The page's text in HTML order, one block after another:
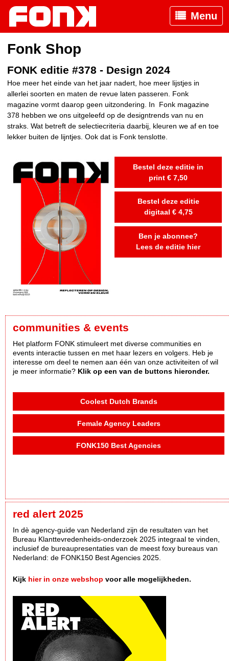
Menu
Fonk Shop
FONK editie #378 - Design 2024
Hoe meer het einde van het jaar nadert, hoe meer lijstjes in
allerlei soorten en maten de revue laten passeren. Fonk
magazine vormt daarop geen uitzondering. In Fonk magazine
378 hebben we ons uitgeleefd op de designtrends van nu en
straks. Wat betreft de selectiecriteria daarbij, kleuren we af en toe
lekker buiten de lijntjes. Ook dat is Fonk tenslotte.
Bestel deze editie in
print € 7,50
Bestel deze editie
digitaal € 4,75
Ben je abonnee?
Lees de editie hier
communities & events
Het platform FONK stimuleert met diverse communities en
events interactie tussen en met haar lezers en volgers. Heb je
interesse om deel te nemen aan één van onze activiteiten of wil
je meer informatie? Klik op een van de buttons hieronder.
Coolest Dutch Brands
Female Agency Leaders
FONK150 Best Agencies
red alert 2025
In dè agency-guide van Nederland zijn de resultaten van het
Bureau Klanttevredenheids-onderzoek 2025 integraal te vinden,
inclusief de bureaupresentaties van de meest foxy bureaus van
Nederland: de FONK150 Best Agencies 2025.
Kijk hier in onze webshop voor alle mogelijkheden.